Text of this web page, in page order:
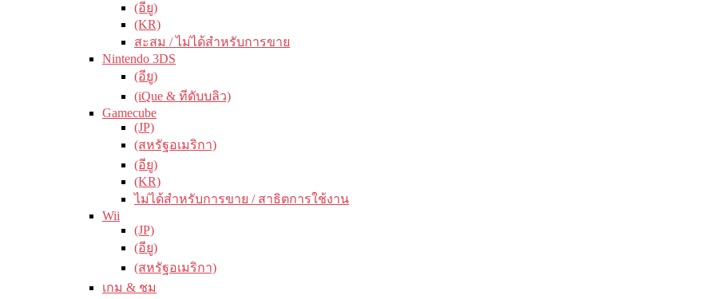
(อียู)
(KR)
สะสม / ไม่ได้สำหรับการขาย
Nintendo 3DS
(อียู)
(iQue & ทีดับบลิว)
Gamecube
(JP)
(สหรัฐอเมริกา)
(อียู)
(KR)
ไม่ได้สำหรับการขาย / สาธิตการใช้งาน
Wii
(JP)
(อียู)
(สหรัฐอเมริกา)
เกม & ชม